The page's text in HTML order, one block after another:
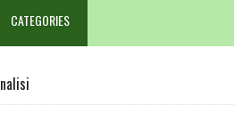
CATEGORIES